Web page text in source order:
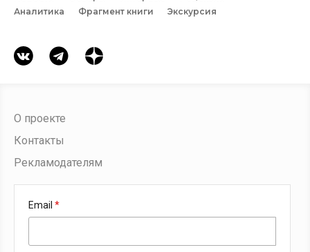
Аналитика
Фрагмент книги Экскурсия
О проекте
Контакты
Рекламодателям
Email